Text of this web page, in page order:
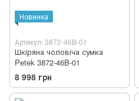
Новинка
Артикул: 3872-46B-01
Шкіряна чоловіча сумка
Petek 3872-46B-01
8 998 грн